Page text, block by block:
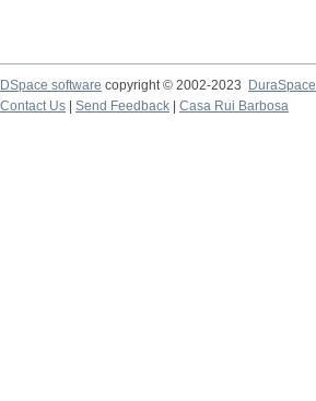
DSpace software copyright © 2002-2023
DuraSpace
Contact Us
Send Feedback Casa Rui Barbosa